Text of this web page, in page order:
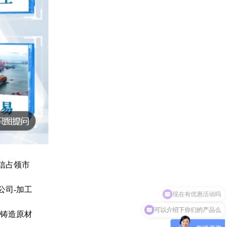
占领市
司-加工
造原材